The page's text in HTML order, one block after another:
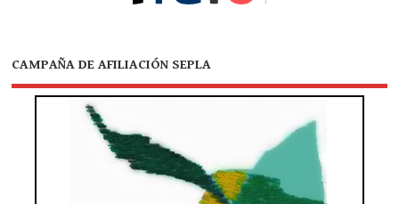
CAMPAÑA DE AFILIACIÓN SEPLA